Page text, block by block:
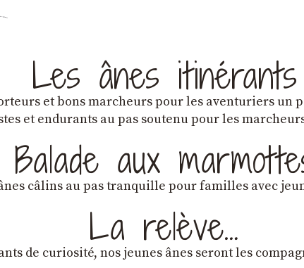
Les ânes itinérants
et bons marcheurs pour les aventuriers un
et endurants au pas soutenu pour les
Balade aux
câlins au pas tranquille pour familles avec
La relève…
de curiosité, nos jeunes ânes seront les